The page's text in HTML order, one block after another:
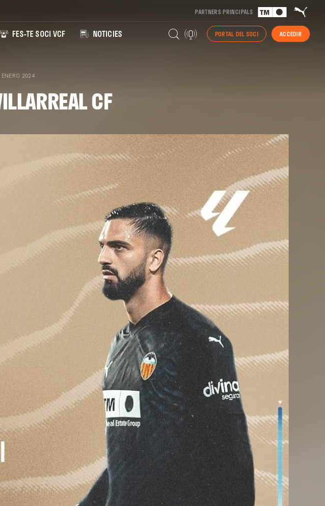
PARTNERS PRINCIPALS
FES-TE SOCI VCF NOTICIES PORTAL DEL SOCI ACCEDIR
ENERO 2024
CF